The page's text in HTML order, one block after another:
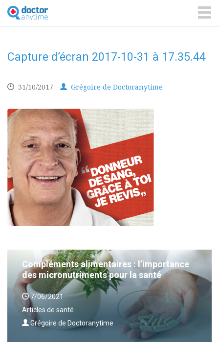
DoctorAnyTime
You
are
Capture d’écran 2017-10-31 à 17.35.44
31/10/2017 Grégoire de Doctoranytime
Compléments alimentaires : l’importance
des micronutriments pour la santé
7/06/2021
Articles de santé
Grégoire de Doctoranytime